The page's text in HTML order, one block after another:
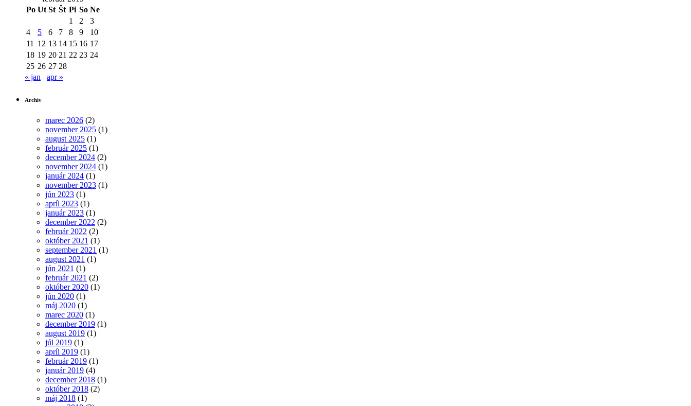
Po Ut St Št Pi So Ne
1
2
3
4
5 6 7 8 9
10
11
12 13 14 15 16 17
18 19 20 21 22 23 24
25 26 27 28
« jan
apr »
Archív
marec 2026 (2)
november 2025 (1)
august 2025 (1)
február 2025 (1)
december 2024 (2)
november 2024 (1)
január 2024 (1)
november 2023 (1)
jún 2023 (1)
apríl 2023 (1)
január 2023 (1)
december 2022 (2)
február 2022 (2)
október 2021 (1)
september 2021 (1)
august 2021 (1)
jún 2021 (1)
február 2021 (2)
október 2020 (1)
jún 2020 (1)
máj 2020 (1)
marec 2020 (1)
december 2019 (1)
august 2019 (1)
júl 2019 (1)
apríl 2019 (1)
február 2019 (1)
január 2019 (4)
december 2018 (1)
október 2018 (2)
máj 2018 (1)